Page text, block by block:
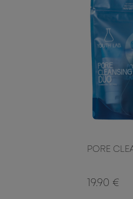
PORE
19.90 €